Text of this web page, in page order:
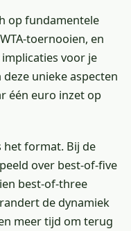
op fundamentele
toernooien, en
voor je
unieke aspecten
één euro inzet op
het format. Bij de
over best-of-five
best-of-three
de dynamiek
meer tijd om terug